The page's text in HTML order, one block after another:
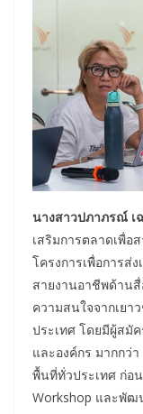
นางสาวปภาภรณ์ เ
เสริมการตลาดเพื่
โครงการเพื่อการส่
สายงานอาชีพด้าน
ความสนใจจากเย
ประเทศ โดยมีผู้สมั
และองค์กร มากกว่
พื้นที่ทั่วประเทศ ก่อ
Workshop และพัฒ